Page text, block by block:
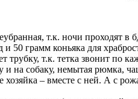
т.к. ночи проходят в
и 50 грамм коньяка для
трубку, т.к. тетка звонит по
и на собаку, немытая рюмка,
хозяйка – вместе с ней. А с